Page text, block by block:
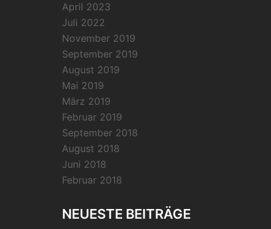
April 2023
Juli 2022
November 2019
September 2019
August 2019
Mai 2019
März 2019
Februar 2019
September 2018
August 2018
Juni 2018
Februar 2018
NEUESTE BEITRÄGE